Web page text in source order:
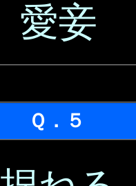
愛妾
Ｑ．５